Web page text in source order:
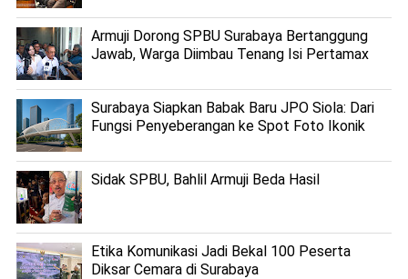
Armuji Dorong SPBU Surabaya Bertanggung
Jawab, Warga Diimbau Tenang Isi Pertamax
Surabaya Siapkan Babak Baru JPO Siola: Dari
Fungsi Penyeberangan ke Spot Foto Ikonik
Sidak SPBU, Bahlil Armuji Beda Hasil
Etika Komunikasi Jadi Bekal 100 Peserta
Diksar Cemara di Surabaya